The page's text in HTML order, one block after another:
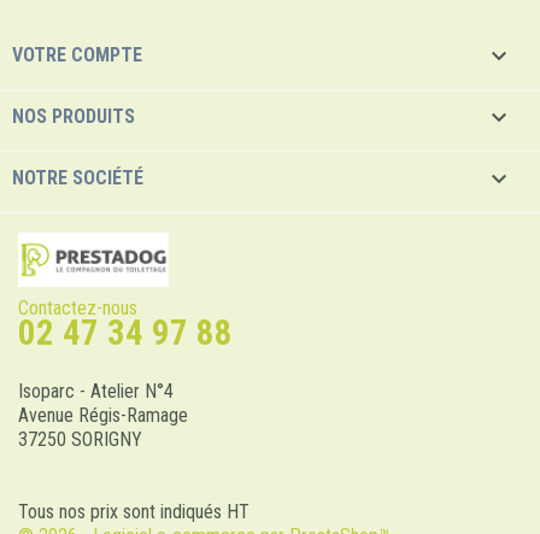
VOTRE COMPTE 
NOS PRODUITS 
NOTRE SOCIÉTÉ 
Contactez-nous
02 47 34 97 88
Isoparc - Atelier N°4
Avenue Régis-Ramage
37250 SORIGNY
Tous nos prix sont indiqués HT